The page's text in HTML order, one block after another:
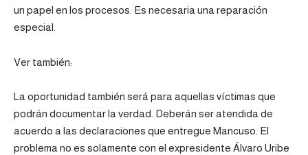
un papel en los procesos. Es necesaria una reparación
especial.
Ver también:
La oportunidad también será para aquellas víctimas que
podrán documentar la verdad. Deberán ser atendida de
acuerdo a las declaraciones que entregue Mancuso. El
problema no es solamente con el expresidente Álvaro Uribe